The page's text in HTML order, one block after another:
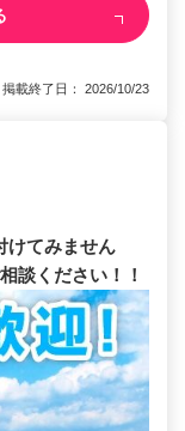
載終了日： 2026/10/23
けてみません
談ください！！